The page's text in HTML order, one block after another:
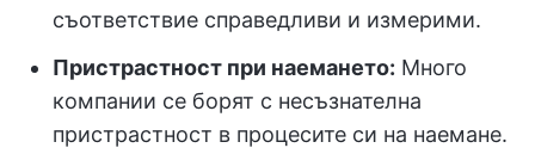
съответствие справедливи и измерими.
Пристрастност при наемането: Много
компании се борят с несъзнателна
пристрастност в процесите си на наемане.